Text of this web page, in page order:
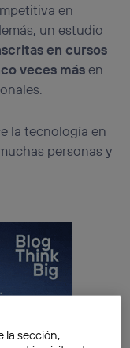
en
un estudio
en cursos
veces másen
la tecnología en
personas y
la sección,